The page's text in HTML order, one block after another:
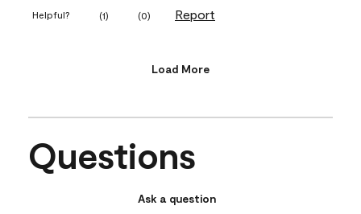
Helpful? (1) (0) Report
Load More
Questions
Ask a question